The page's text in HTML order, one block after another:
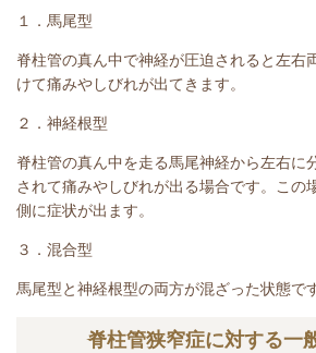
１． 馬尾型
脊柱管の真ん中で神経が圧迫されると左右
けて痛みやしびれが出てきます。
２． 神経根型
脊柱管の真ん中を走る馬尾神経から左右に
されて痛みやしびれが出る場合です。この
側に症状が出ます。
３． 混合型
馬尾型と神経根型の両方が混ざった状態です
脊柱管狭窄症に対する一